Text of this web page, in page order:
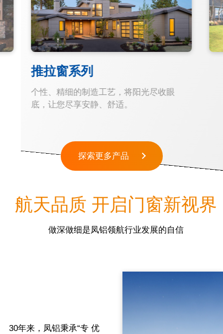
推拉窗系列
个性、精细的制造工艺，将阳光尽收眼
底，让您尽享安静、舒适。
探索更多产品
航天品质 开启门窗新视界
做深做细是凤铝领航行业发展的自信
30年来，凤铝秉承“专 优